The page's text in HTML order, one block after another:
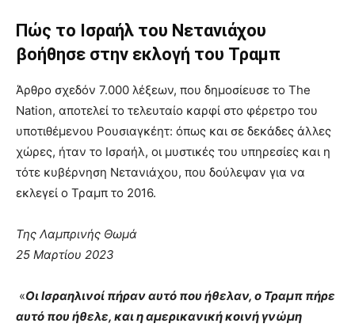
Πώς το Ισραήλ του Νετανιάχου
βοήθησε στην εκλογή του Τραμπ
Άρθρο σχεδόν 7.000 λέξεων, που δημοσίευσε το The
Nation, αποτελεί το τελευταίο καρφί στο φέρετρο του
υποτιθέμενου Ρoυσιαγκέητ: όπως και σε δεκάδες άλλες
χώρες, ήταν το Ισραήλ, οι μυστικές του υπηρεσίες και η
τότε κυβέρνηση Νετανιάχου, που δούλεψαν για να
εκλεγεί ο Τραμπ το 2016.
Της Λαμπρινής Θωμά
25 Μαρτίου 2023
«Οι Ισραηλινοί πήραν αυτό που ήθελαν, ο Τραμπ πήρε
αυτό που ήθελε, και η αμερικανική κοινή γνώμη